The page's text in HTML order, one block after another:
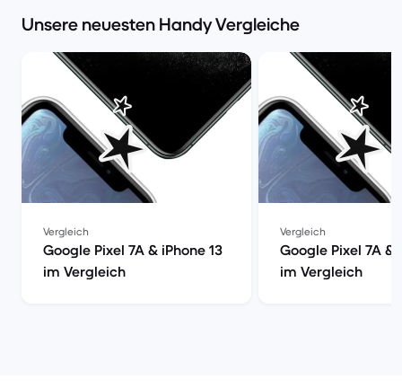
Unsere neuesten Handy Vergleiche
Vergleich
Google Pixel 7A & iPhone 13
im Vergleich
Vergleich
Google Pixel 7A &
im Vergleich